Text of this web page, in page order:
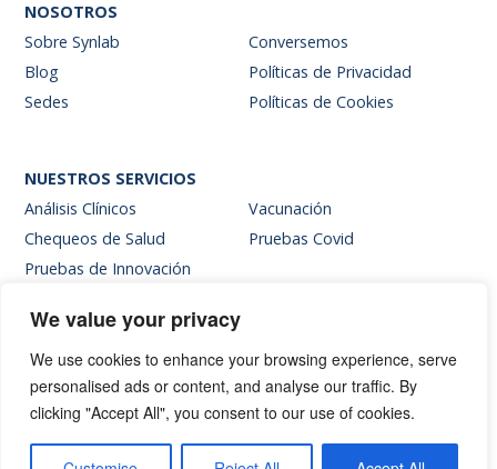
We value your privacy
We use cookies to enhance your browsing experience, serve
personalised ads or content, and analyse our traffic. By
clicking "Accept All", you consent to our use of cookies.
NOSOTROS
Sobre Synlab
Blog
Sedes
Conversemos
Políticas de Privacidad
Políticas de Cookies
NUESTROS SERVICIOS
Análisis Clínicos
Chequeos de Salud
Pruebas de Innovación
Vacunación
Pruebas Covid
Web de resultados